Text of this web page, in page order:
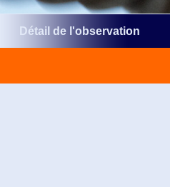
Détail de l'observation